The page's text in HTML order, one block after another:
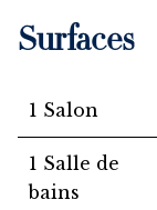
Surfaces
1 Salon
1 Salle de
bains